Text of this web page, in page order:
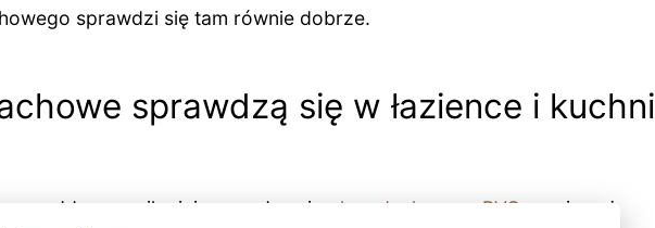
sprawdzi się tam równie dobrze.
sprawdzą się w łazience i kuchni
poddaszu najlepiej sprawdzą się okna dachowe z PVC
, ponieważ